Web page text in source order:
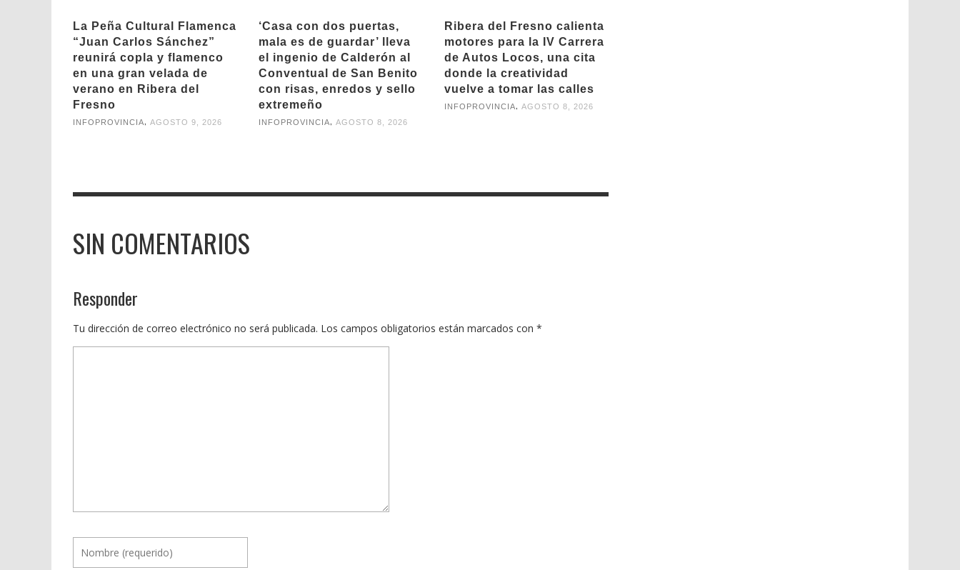
La Peña Cultural Flamenca
“Juan Carlos Sánchez”
reunirá copla y flamenco
en una gran velada de
verano en Ribera del
Fresno
INFOPROVINCIA AGOSTO 9, 2026
‘Casa con dos puertas,
mala es de guardar’ lleva
el ingenio de Calderón al
Conventual de San Benito
con risas, enredos y sello
extremeño
INFOPROVINCIA AGOSTO 8, 2026
Ribera del Fresno calienta
motores para la IV Carrera
de Autos Locos, una cita
donde la creatividad
vuelve a tomar las calles
INFOPROVINCIA AGOSTO 8, 2026
SIN COMENTARIOS
Responder
Tu dirección de correo electrónico no será publicada. Los campos obligatorios están marcados con *